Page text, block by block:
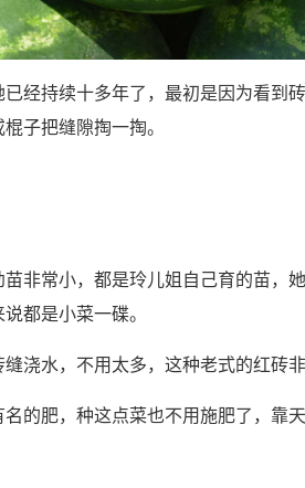
经持续十多年了，最初是因为看到
子把缝隙掏一掏。
非常小，都是玲儿姐自己育的苗，
都是小菜一碟。
浇水，不用太多，这种老式的红砖
的肥，种这点菜也不用施肥了，靠